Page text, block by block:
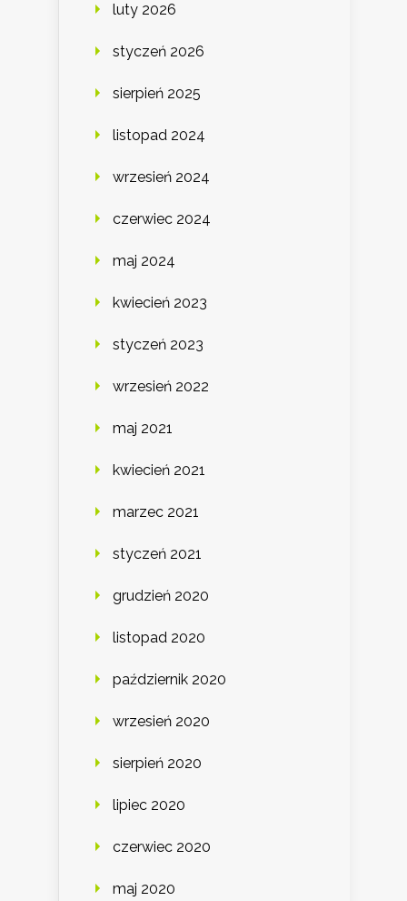
luty 2026
styczeń 2026
sierpień 2025
listopad 2024
wrzesień 2024
czerwiec 2024
maj 2024
kwiecień 2023
styczeń 2023
wrzesień 2022
maj 2021
kwiecień 2021
marzec 2021
styczeń 2021
grudzień 2020
listopad 2020
październik 2020
wrzesień 2020
sierpień 2020
lipiec 2020
czerwiec 2020
maj 2020